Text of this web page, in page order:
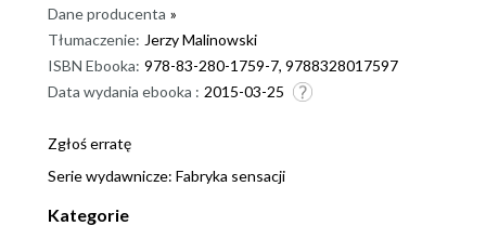
Dane producenta »
Tłumaczenie: Jerzy Malinowski
ISBN Ebooka: 978-83-280-1759-7, 9788328017597
Data wydania ebooka : 2015-03-25
Zgłoś erratę
Serie wydawnicze: Fabryka sensacji
Kategorie